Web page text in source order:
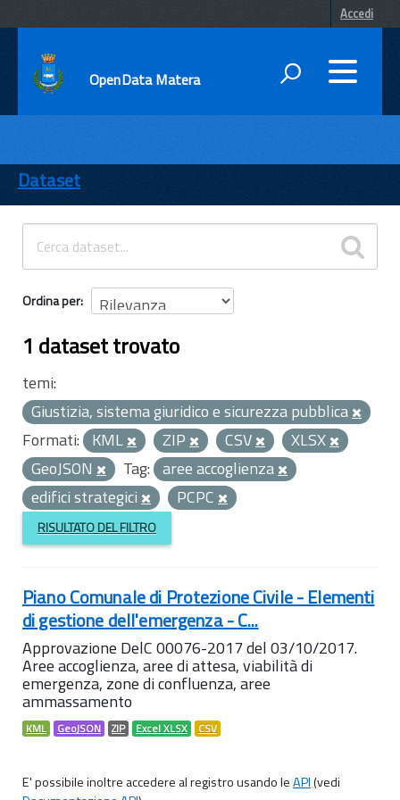
Accedi
OpenData Matera
ENTI
TEMI
INFORMAZIONI
Dataset
Ordina per
1 dataset trovato
temi:
Giustizia, sistema giuridico e sicurezza pubblica
Formati: KML ZIP CSV
XLSX
GeoJSON
Tag: aree accoglienza
edifici strategici
PCPC
RISULTATO DEL FILTRO
Piano Comunale di Protezione Civile - Elementi
di gestione dell'emergenza - C...
Approvazione DelC 00076-2017 del 03/10/2017.
Aree accoglienza, aree di attesa, viabilità di
emergenza, zone di confluenza, aree
ammassamento
KML GeoJSON ZIP Excel XLSX CSV
E' possibile inoltre accedere al registro usando leAPI(vedi